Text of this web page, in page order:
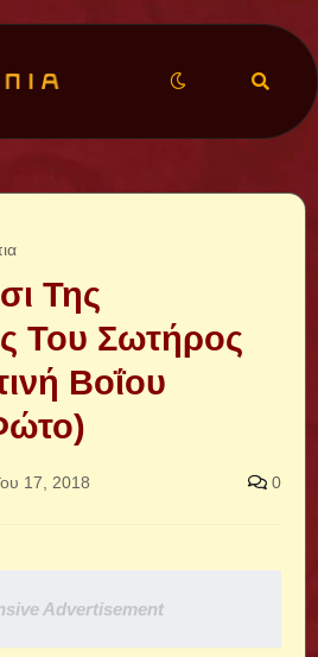
Της
Του Σωτήρος
Βοΐου
17, 2018 0
Advertisement